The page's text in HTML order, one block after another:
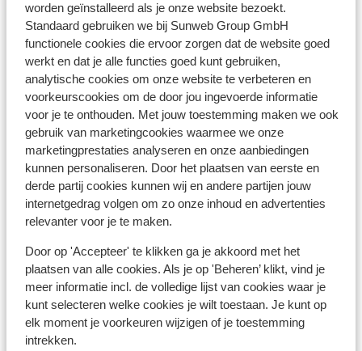
worden geïnstalleerd als je onze website bezoekt.
Standaard gebruiken we bij Sunweb Group GmbH
functionele cookies die ervoor zorgen dat de website goed
werkt en dat je alle functies goed kunt gebruiken,
analytische cookies om onze website te verbeteren en
voorkeurscookies om de door jou ingevoerde informatie
voor je te onthouden. Met jouw toestemming maken we ook
gebruik van marketingcookies waarmee we onze
marketingprestaties analyseren en onze aanbiedingen
kunnen personaliseren. Door het plaatsen van eerste en
derde partij cookies kunnen wij en andere partijen jouw
internetgedrag volgen om zo onze inhoud en advertenties
relevanter voor je te maken.
Door op 'Accepteer' te klikken ga je akkoord met het
plaatsen van alle cookies. Als je op 'Beheren’ klikt, vind je
meer informatie incl. de volledige lijst van cookies waar je
kunt selecteren welke cookies je wilt toestaan. Je kunt op
elk moment je voorkeuren wijzigen of je toestemming
intrekken.
Skipiste: 150 m
Skilift isskogelbahn: 150 m
(Mini)supermarkt: 550 m
Restaurant: 150 m
Rustig gelegen
Skipas, -les en verhuur
Skipas
Skilessen
Skimateriaal
Andere accommodaties in Zillertal
Arena